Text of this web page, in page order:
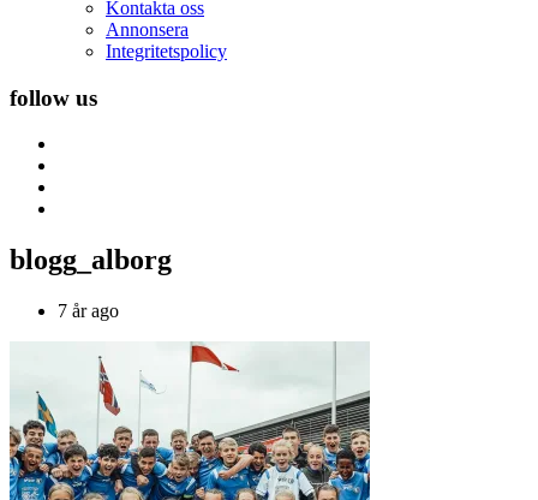
Kontakta oss
Annonsera
Integritetspolicy
follow us
blogg_alborg
7 år ago